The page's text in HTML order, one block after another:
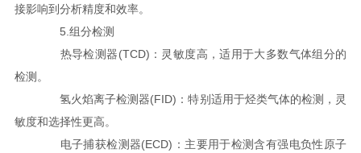
接影响到分析精度和效率。
5.组分检测
热导检测器(TCD)：灵敏度高，适用于大多数气体组分的
检测。
氢火焰离子检测器(FID)：特别适用于烃类气体的检测，灵
敏度和选择性更高。
电子捕获检测器(ECD)：主要用于检测含有强电负性原子